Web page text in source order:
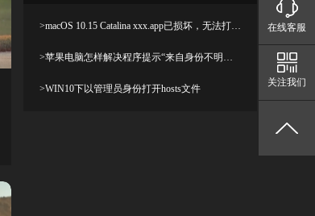
>macOS 10.15 Catalina xxx.app已损坏，无法打开，你应该将它移到废纸篓解决方法
>苹果电脑怎样解决程序提示“来自身份不明开发者”及设置显示出“允许任何来源”
>WIN10下以管理员身份打开hosts文件
在线客服
关注我们